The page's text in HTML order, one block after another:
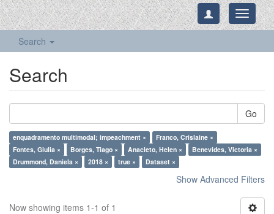
Toggle
Search
Search
Go
enquadramento multimodal; impeachment ×
Franco, Crislaine ×
Fontes, Giulia ×
Borges, Tiago × Anacleto, Helen ×
Benevides, Victoria ×
Drummond, Daniela ×
2018 × true × Dataset ×
Show Advanced Filters
Now showing items 1-1 of 1